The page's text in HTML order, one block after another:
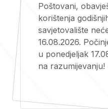
Poštovani,
korištenja
savjetovalište
16.08.2026.
u ponedjeljak
na razumijevanju!